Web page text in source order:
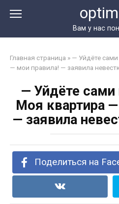
Вам у нас
Главная страница » — Уйдёте
— мои правила! — заявила
— Уйдёте сами
Моя квартира
— заявила
Поделиться на